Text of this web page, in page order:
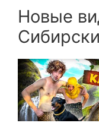
Новые